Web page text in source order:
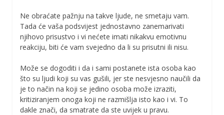
Ne obraćate pažnju na takve ljude, ne smetaju vam.
Tada će vaša podsvijest jednostavno zanemarivati
njihovo prisustvo i vi nećete imati nikakvu emotivnu
reakciju, biti će vam svejedno da li su prisutni ili nisu.
Može se dogoditi i da i sami postanete ista osoba kao
što su ljudi koji su vas gušili, jer ste nesvjesno naučili da
je to način na koji se jedino osoba može izraziti,
kritiziranjem onoga koji ne razmišlja isto kao i vi. To
dakle znači, da smatrate da ste uvijek u pravu.